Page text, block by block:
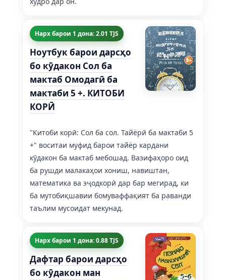
Нарх барои 1 дона: 2.01 TJS
Ноутбук барои дарсҳо
бо кӯдакон Сол ба
мактаб Омодагӣ ба
мактаби 5 +. КИТОБИ
КОРӢ
"Китоби корӣ: Сол ба сол. Тайёрӣ ба мактаби 5
+" воситаи муфид барои тайёр кардани
кӯдакон ба мактаб мебошад. Вазифаҳоро оид
ба рушди малакаҳои хониш, навиштан,
математика ва эҷодкорӣ дар бар мегирад, ки
ба мутобиқшавии бомуваффақият ба раванди
таълим мусоидат мекунад.
Нарх барои 1 дона: 0.88 TJS
Дафтар барои дарсҳо
бо кӯдакон ман